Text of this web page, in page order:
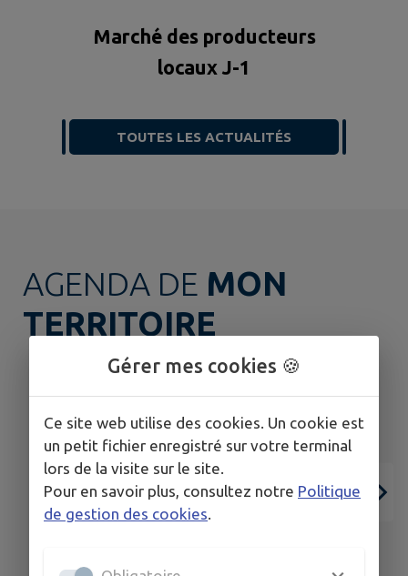
Marché des producteurs
locaux J-1
TOUTES LES ACTUALITÉS
AGENDA DE MON
TERRITOIRE
Gérer mes cookies 🍪
Ce site web utilise des cookies. Un cookie est
un petit fichier enregistré sur votre terminal
lors de la visite sur le site.
Pour en savoir plus, consultez notre Politique
de gestion des cookies